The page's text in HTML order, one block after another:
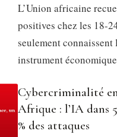
L’Union africaine
positives chez les 18-
seulement
instrument
Cybercriminalité
Afrique : l’IA dans
% des attaques